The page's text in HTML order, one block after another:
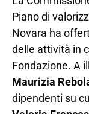
Piano di
Novara ha
delle attività in
Fondazione. A
Maurizia
dipendenti su